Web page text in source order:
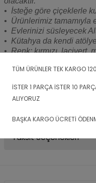
• İsteğe göre çiçeklerle
• Ürünlerimiz tamamıyla
• Evlerinizi süsleyecek
• Kütahya da kendi
• Renk: kırmızı, lacivert,
• Evinizde sehpa,
paketlenir ve kargoya
• Ürün tamamen el
Taksit Seçenekleri
TÜM ÜRÜNLER TEK KARGO
İSTER 1 PARÇA İSTER 10
ALIYORUZ
BAŞKA KARGO ÜCRETİ